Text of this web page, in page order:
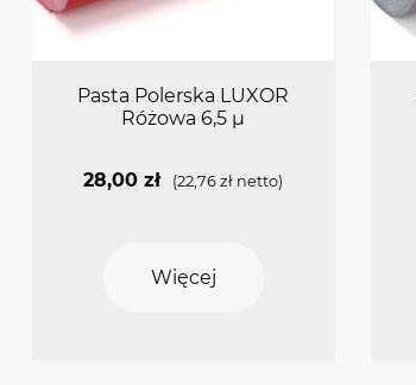
Pasta Polerska LUXOR
Różowa 6,5 µ
28,00zł (22,76zł netto)
Więcej